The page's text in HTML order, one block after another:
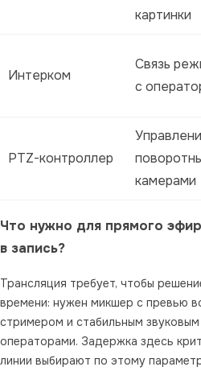
картинки
Интерком
Связь
с
PTZ-контроллер
камерами
Что нужно для прямого
в запись?
Трансляция требует, чтобы
времени: нужен микшер с превью
стримером и стабильным
операторами. Задержка здесь
линии выбирают по этому